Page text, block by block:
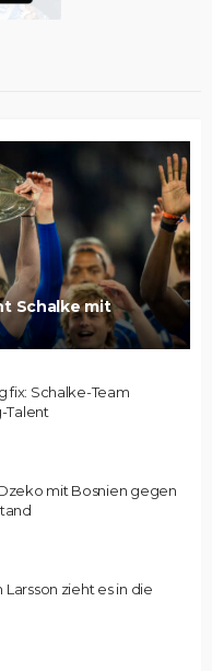
Schalke mit
fix: Schalke-Team
Talent
mit Bosnien gegen
zieht es in die